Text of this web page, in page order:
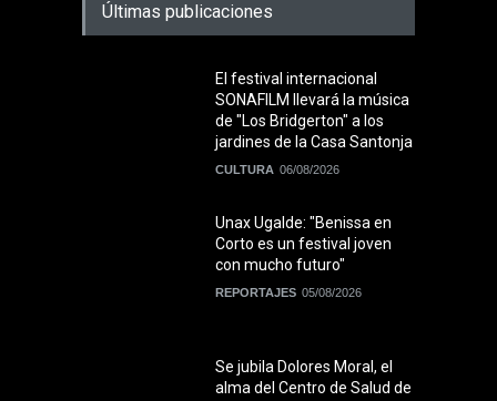
Últimas publicaciones
El festival internacional
SONAFILM llevará la música
de "Los Bridgerton" a los
jardines de la Casa Santonja
CULTURA 06/08/2026
Unax Ugalde: "Benissa en
Corto es un festival joven
con mucho futuro"
REPORTAJES 05/08/2026
Se jubila Dolores Moral, el
alma del Centro de Salud de